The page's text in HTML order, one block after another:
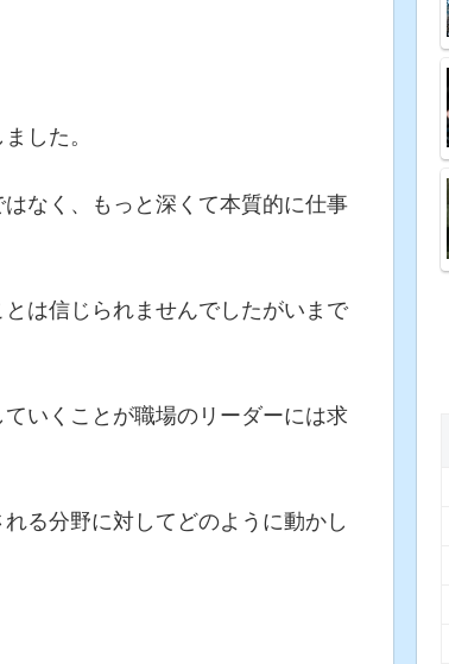
した。
なく、もっと深くて本質的に仕事
は信じられませんでしたがいまで
いくことが職場のリーダーには求
る分野に対してどのように動かし